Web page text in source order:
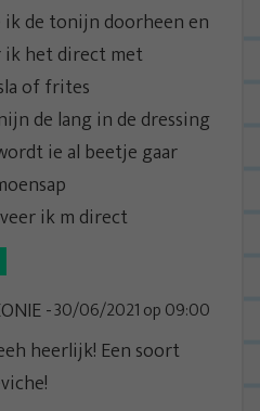
ik de tonijn doorheen en
ik het direct met
of frites
de lang in de dressing
ie al beetje gaar
ik m direct
30/06/2021 op 09:00
heerlijk! Een soort